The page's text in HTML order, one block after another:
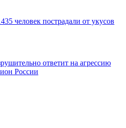
человек пострадали от укусов
ответит на агрессию
России